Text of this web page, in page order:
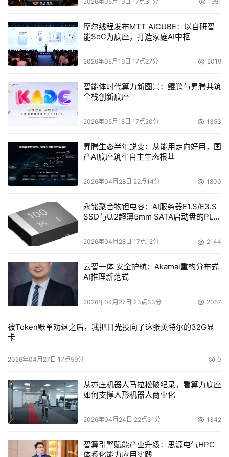
摩尔线程发布MTT AICUBE：以自研智
能SoC为底座，打造家庭AI中枢
2026年05月19日 17点27分 2019
智能体时代算力新图景：鲲鹏与昇腾共筑
全栈创新底座
2026年05月18日 17点20分 1353
昇腾生态半年蜕变：从能用走向好用，国
产AI底座筑牢自主生态根基
2026年04月28日 22点14分 1800
永铭聚合物钽电容：AI服务器E1.S/E3.S
SSD与U.2超薄5mm SATA启动盘的PLP
2026年04月28日 17点12分 2144
云智一体 安全护航：Akamai重构分布式
AI推理新范式
2026年04月27日 23点33分 2057
被Token账单劝退之后，我把目光投向了这张英特尔的32G显
卡
2026年04月27日 17点59分 0
从亦庄机器人马拉松破纪录，看算力底座
如何支撑人形机器人商业化
2026年04月24日 22点31分 1342
智算引擎赋能产业升级：思源电气HPC
体系化能力应用实践